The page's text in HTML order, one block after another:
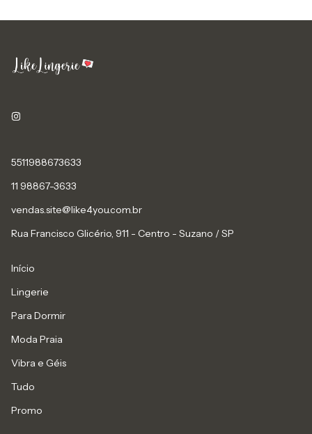
5511988673633
11 98867-3633
vendas.site@like4you.com.br
Rua Francisco Glicério, 911 - Centro - Suzano / SP
Início
Lingerie
Para Dormir
Moda Praia
Vibra e Géis
Tudo
Promo